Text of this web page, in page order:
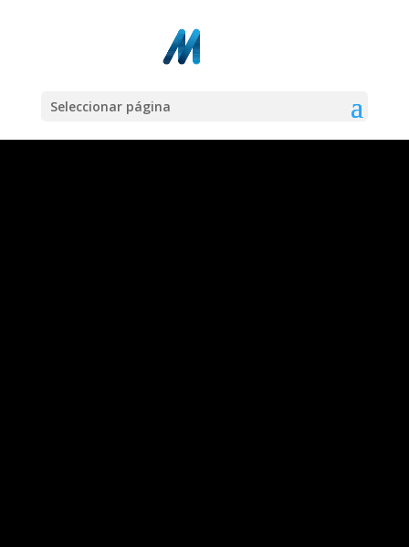
Seleccionar página